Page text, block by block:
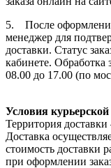
5. После
менеджер для
доставки. Статус
кабинете. Обработка
08.00 до 17.00 (по
Условия курьерской
Территория
Доставка
стоимость доставки
при оформлении